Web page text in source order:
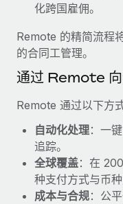
轻松搬迁员工
福利
轻松管理员工福利
Reverse Tech at a
了解更多
actually looks like
six-month project
了解更多
化跨国雇佣。
Remote 的精简流程
的合同工管理。
通过 Remote 向
Remote 通过以下方
自动化处理：一
追踪。
全球覆盖：在
种支付方式与币种
成本与合规：公